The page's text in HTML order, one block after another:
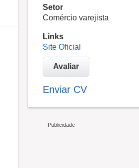
Setor
Comércio varejista
Links
Site Oficial
Avaliar
Enviar CV